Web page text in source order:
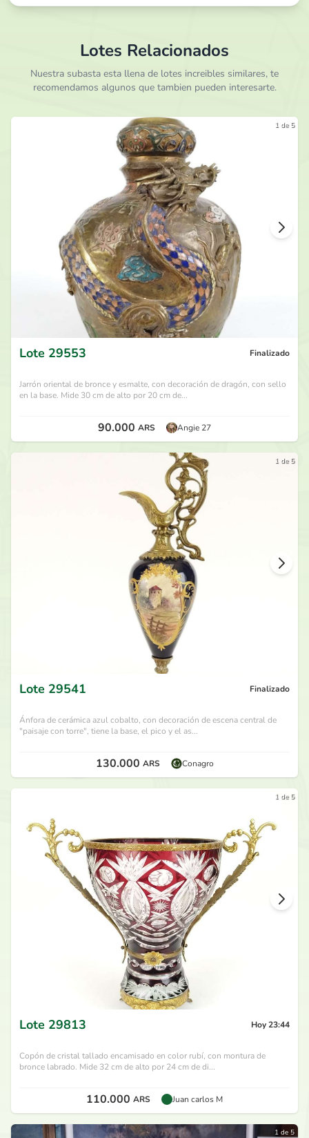
85.000 ARS por Santi134
hace 28 días
80.000 ARS por 1469
hace 29 días
ARS por Jeanpiere
70.000 ARS por 1469
hace 30 días
65.000 ARS por Floower
hace 30 días
60.000 ARS por 1469
hace 1 mes
Lotes Relacionados
Nuestra subasta esta llena de lotes increibles similares, te
recomendamos algunos que tambien pueden interesarte.
1 de 5
Lote 29553 Finalizado
Jarrón oriental de bronce y esmalte, con decoración de dragón, con sello
en la base. Mide 30 cm de alto por 20 cm de...
90.000 ARS Angie 27
1 de 5
Lote 29541 Finalizado
Ánfora de cerámica azul cobalto, con decoración de escena central de
"paisaje con torre", tiene la base, el pico y el as...
130.000 ARS Conagro
1 de 5
Lote 29813 Hoy 23:44
Copón de cristal tallado encamisado en color rubí, con montura de
bronce labrado. Mide 32 cm de alto por 24 cm de di...
110.000 ARS Juan carlos M
1 de 5